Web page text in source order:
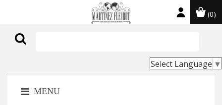
(0)
Select Language ▼
MENU